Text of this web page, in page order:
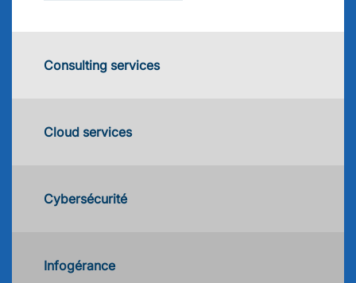
Consulting services
Cloud services
Cybersécurité
Infogérance